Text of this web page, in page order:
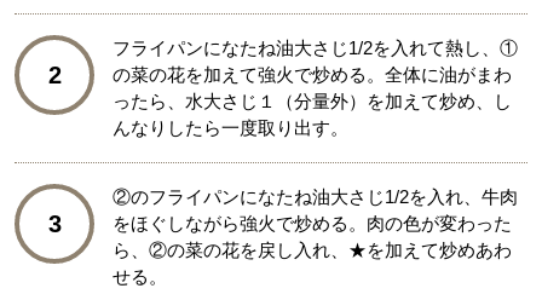
2
フライパンになたね油大さじ1/2を入れて熱し、①
の菜の花を加えて強火で炒める。全体に油がまわ
ったら、水大さじ１（分量外）を加えて炒め、し
んなりしたら一度取り出す。
3
②のフライパンになたね油大さじ1/2を入れ、牛肉
をほぐしながら強火で炒める。肉の色が変わった
ら、②の菜の花を戻し入れ、★を加えて炒めあわ
せる。